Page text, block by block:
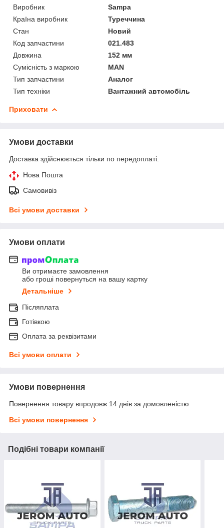
Виробник
Sampa
Країна виробник
Туреччина
Стан
Новий
Код запчастини
021.483
Довжина
152 мм
Сумісність з маркою
MAN
Тип запчастини
Аналог
Тип техніки
Вантажний автомобіль
Приховати
Умови доставки
Доставка здійснюється тільки по передоплаті.
Нова Пошта
Самовивіз
Всі умови доставки
Умови оплати
Ви отримаєте замовлення
або гроші повернуться на вашу картку
Детальніше
Післяплата
Готівкою
Оплата за реквізитами
Всі умови оплати
Умови повернення
Повернення товару впродовж 14 днів за домовленістю
Всі умови повернення
Подібні товари компанії